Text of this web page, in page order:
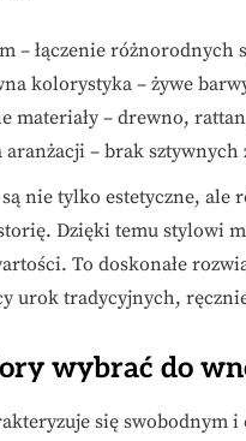
– łączenie różnorodnych
kolorystyka – żywe
materiały – drewno,
aranżacji – brak
nie tylko estetyczne, ale
Dzięki temu stylowi
To doskonałe
urok tradycyjnych,
wybrać do
się swobodnym